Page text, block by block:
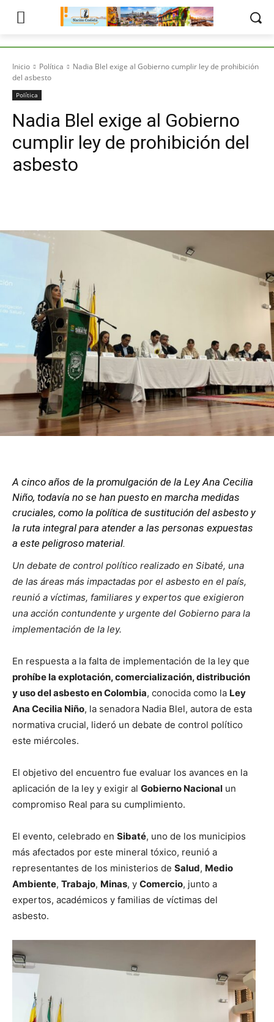
Inicio Política
Nadia Blel exige al Gobierno cumplir ley de prohibición
del asbesto
Política
Nadia Blel exige al Gobierno
cumplir ley de prohibición del
asbesto
A cinco años de la promulgación de la Ley Ana Cecilia
Niño, todavía no se han puesto en marcha medidas
cruciales, como la política de sustitución del asbesto y
la ruta integral para atender a las personas expuestas
a este peligroso material.
Un debate de control político realizado en Sibaté, una
de las áreas más impactadas por el asbesto en el país,
reunió a víctimas, familiares y expertos que exigieron
una acción contundente y urgente del Gobierno para la
implementación de la ley.
En respuesta a la falta de implementación de la ley que
prohíbe la explotación, comercialización, distribución
y uso del asbesto en Colombia, conocida como la Ley
Ana Cecilia Niño, la senadora Nadia Blel, autora de esta
normativa crucial, lideró un debate de control político
este miércoles.
El objetivo del encuentro fue evaluar los avances en la
aplicación de la ley y exigir al Gobierno Nacional un
compromiso Real para su cumplimiento.
El evento, celebrado en Sibaté, uno de los municipios
más afectados por este mineral tóxico, reunió a
representantes de los ministerios de Salud, Medio
Ambiente, Trabajo, Minas, y Comercio, junto a
expertos, académicos y familias de víctimas del
asbesto.